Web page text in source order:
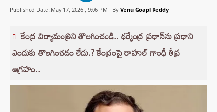
Published Date :May 17, 2026 , 9:06 PM By Venu Goapl Reddy
కేంద్ర విద్యామంత్రిని తొలగించండి.. ధర్మేంద్ర ప్రధాన్‌ను ప్రధాని
ఎందుకు తొలగించడం లేదు.? కేంద్రంపై రాహుల్ గాంధీ తీవ్ర
ఆగ్రహం..